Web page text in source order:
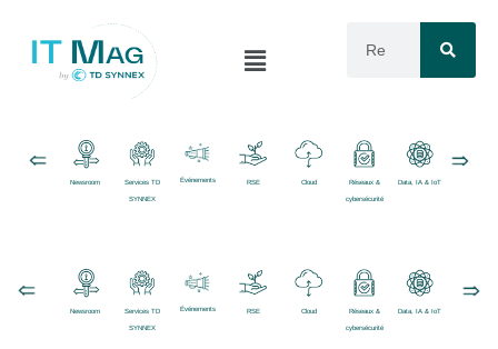
Newsroom Services TD
SYNNEX
Événements RSE Cloud Réseaux &
cybersécurité
Data, IA & IoT
Newsroom Services TD
SYNNEX
Événements RSE Cloud Réseaux &
cybersécurité
Data, IA & IoT